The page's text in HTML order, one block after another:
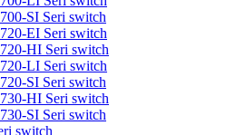
SI Seri switch
EI Seri switch
HI Seri switch
LI Seri switch
SI Seri switch
HI Seri switch
SI Seri switch
switch